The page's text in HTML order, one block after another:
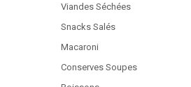
Viandes Séchées
Snacks Salés
Macaroni
Conserves Soupes